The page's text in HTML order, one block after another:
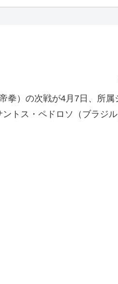
拳）の次戦が4月7日、所属
トス・ペドロソ（ブラジ